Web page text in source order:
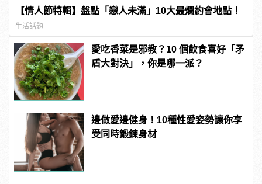
【情人節特輯】盤點「戀人未滿」10大最爛約會地點！
生活話題
愛吃香菜是邪教？10 個飲食喜好「矛
盾大對決」，你是哪一派？
邊做愛邊健身！10種性愛姿勢讓你享
受同時鍛鍊身材